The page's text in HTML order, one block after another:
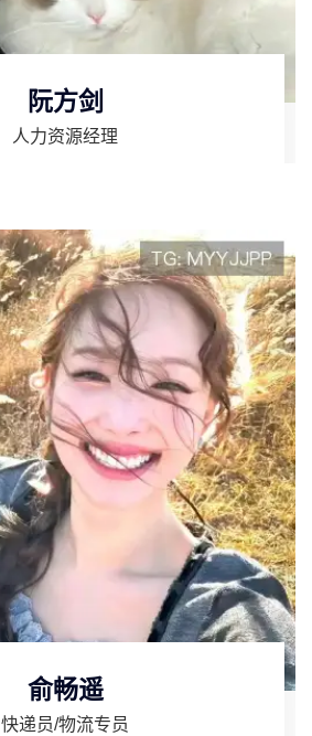
阮方剑
人力资源经理
俞畅遥
快递员/物流专员